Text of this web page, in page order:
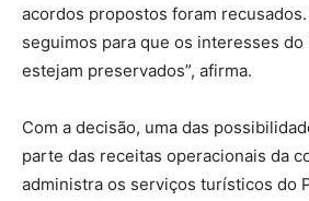
acordos propostos foram
seguimos para que os interesses do
estejam preservados”, afirma.
Com a decisão, uma das
parte das receitas operacionais da
administra os serviços turísticos do